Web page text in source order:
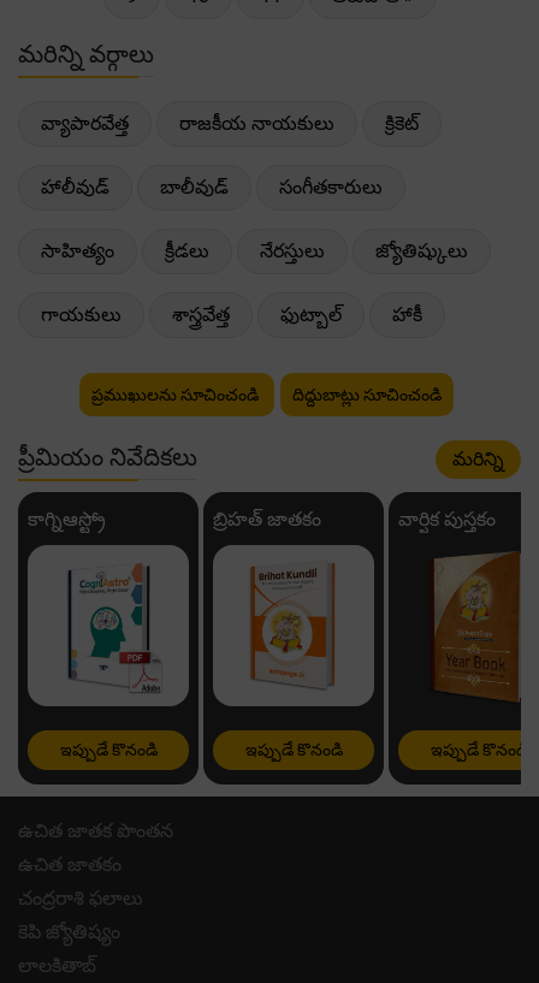
మరిన్ని వర్గాలు
వ్యాపారవేత్త రాజకీయ నాయకులు క్రికెట్
హాలీవుడ్ బాలీవుడ్ సంగీతకారులు
సాహిత్యం క్రీడలు నేరస్తులు జ్యోతిష్కులు
గాయకులు శాస్త్రవేత్త ఫుట్బాల్ హాకీ
ప్రముఖులను సూచించండి దిద్దుబాట్లు సూచించండి
ప్రీమియం నివేదికలు మరిన్ని
కాగ్నిఆస్ట్రో
ఇప్పుడే కొనండి
బ్రిహత్ జాతకం
ఇప్పుడే కొనండి
వార్షిక పుస్తకం
ఇప్పుడే కొనండి
ఉచిత జాతక పొంతన
ఉచిత జాతకం
చంద్రరాశి ఫలాలు
కెపి జ్యోతిష్యం
లాలకితాబ్